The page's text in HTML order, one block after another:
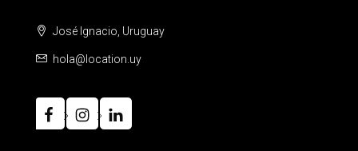
José Ignacio, Uruguay
hola@location.uy